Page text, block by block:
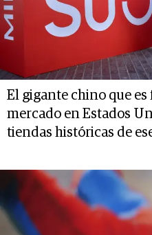
El gigante chino que
mercado en Estados
tiendas históricas de